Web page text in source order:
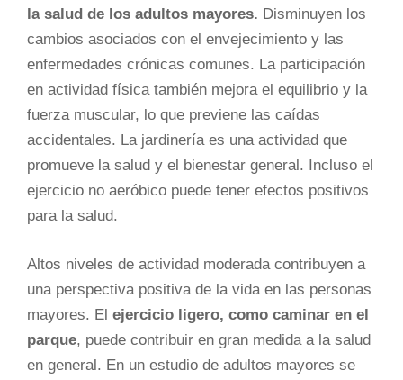
la salud de los adultos mayores. Disminuyen los
cambios asociados con el envejecimiento y las
enfermedades crónicas comunes. La participación
en actividad física también mejora el equilibrio y la
fuerza muscular, lo que previene las caídas
accidentales. La jardinería es una actividad que
promueve la salud y el bienestar general. Incluso el
ejercicio no aeróbico puede tener efectos positivos
para la salud.
Altos niveles de actividad moderada contribuyen a
una perspectiva positiva de la vida en las personas
mayores. El ejercicio ligero, como caminar en el
parque, puede contribuir en gran medida a la salud
en general. En un estudio de adultos mayores se